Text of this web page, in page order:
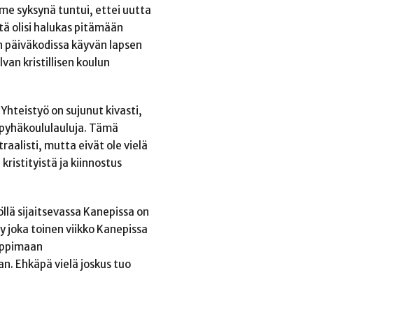
syksynä tuntui, ettei uutta
olisi halukas pitämään
käyvän lapsen
kristillisen koulun
on sujunut kivasti,
Tämä
mutta eivät ole vielä
kristityistä ja kiinnostus
sijaitsevassa Kanepissa on
joka toinen viikko Kanepissa
Ehkäpä vielä joskus tuo